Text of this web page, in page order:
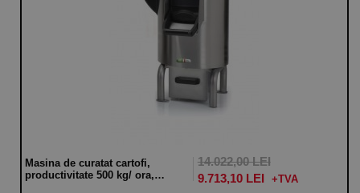
Masina de curatat cartofi,
productivitate 500 kg/ ora,
14.022,00 LEI
9.713,10 LEI